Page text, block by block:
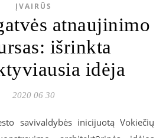
ĮVAIRŪS
atnaujinimo
išrinkta
idėja
2020 06 30
savivaldybės inicijuotą Vokiečių